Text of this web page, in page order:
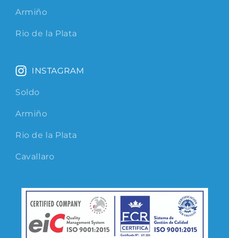
Armiño
Rio de la Plata
INSTAGRAM
Soldo
Armiño
Rio de la Plata
Cavallaro